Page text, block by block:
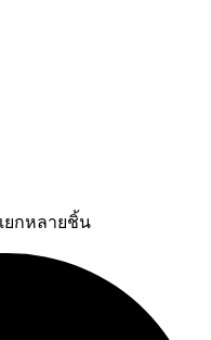
ยกหลายชิ้น